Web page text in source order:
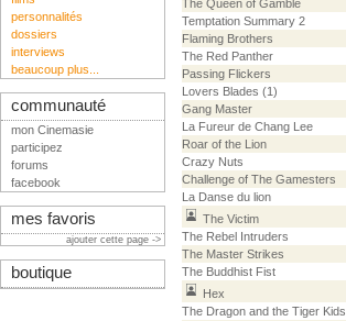
The Queen of Gamble
Temptation Summary 2
Flaming Brothers
The Red Panther
Passing Flickers
Lovers Blades (1)
Gang Master
La Fureur de Chang Lee
Roar of the Lion
Crazy Nuts
Challenge of The Gamesters
La Danse du lion
The Victim
The Rebel Intruders
The Master Strikes
The Buddhist Fist
Hex
The Dragon and the Tiger Kids
personnalités
dossiers
interviews
beaucoup plus...
communauté
mon Cinemasie
participez
forums
facebook
mes favoris
ajouter cette page ->
boutique